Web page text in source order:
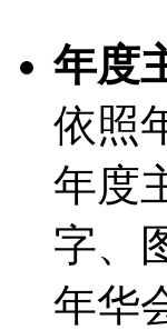
年度
依照
年度
字、
年华